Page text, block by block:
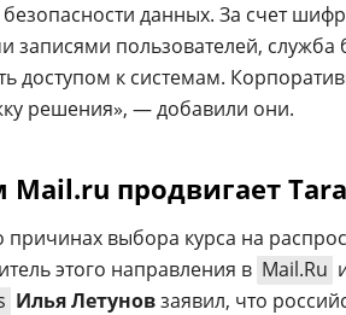
данных. За счет
записями пользователей,
доступом к системам.
решения», — добавили они.
Mail.ru продвигает
причинах выбора курса на
этого направления в Mail.Ru
Илья Летуновзаявил, что